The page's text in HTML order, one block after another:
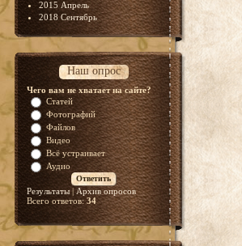
2015 Апрель
2018 Сентябрь
Наш опрос
Чего вам не хватает на сайте?
Статей
Фотографий
Файлов
Видео
Всё устраивает
Аудио
Результаты|Архив опросов
Всего ответов:34